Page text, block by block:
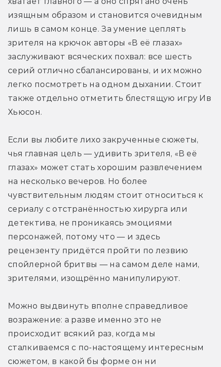
изящным образом и становится очевидным
лишь в самом конце. За умение цеплять
зрителя на крючок авторы «В её глазах»
заслуживают всяческих похвал: все шесть
серий отлично сбалансированы, и их можно
легко посмотреть на одном дыхании. Стоит
также отдельно отметить блестящую игру Ив
Хьюсон.
Если вы любите лихо закрученные сюжеты,
чья главная цель — удивить зрителя, «В её
глазах» может стать хорошим развлечением
на несколько вечеров. Но более
чувствительным людям стоит относиться к
сериалу с отстранённостью хирурга или
детектива, не проникаясь эмоциями
персонажей, потому что — и здесь
рецензенту придётся пройти по лезвию
спойлерной бритвы — на самом деле нами,
зрителями, изощрённо манипулируют.
Можно выдвинуть вполне справедливое
возражение: а разве именно это не
происходит всякий раз, когда мы
сталкиваемся с по-настоящему интересным
сюжетом, в какой бы форме он ни